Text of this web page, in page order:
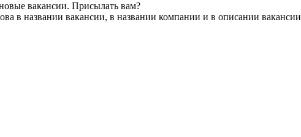
вакансии. Присылать вам?
в названии вакансии, в названии компании и в описании вакансии